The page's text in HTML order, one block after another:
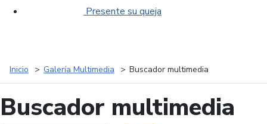
Presente su queja
Inicio Galería Multimedia Buscador multimedia
Buscador multimedia